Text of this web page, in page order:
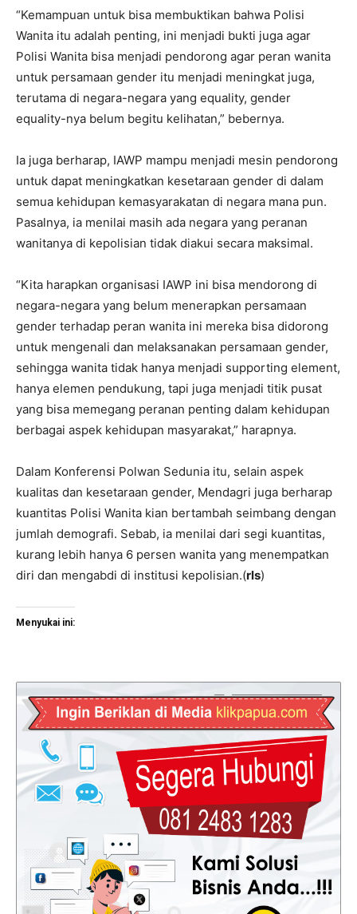
“Kemampuan untuk bisa membuktikan bahwa Polisi
Wanita itu adalah penting, ini menjadi bukti juga agar
Polisi Wanita bisa menjadi pendorong agar peran wanita
untuk persamaan gender itu menjadi meningkat juga,
terutama di negara-negara yang equality, gender
equality-nya belum begitu kelihatan,” bebernya.
Ia juga berharap, IAWP mampu menjadi mesin pendorong
untuk dapat meningkatkan kesetaraan gender di dalam
semua kehidupan kemasyarakatan di negara mana pun.
Pasalnya, ia menilai masih ada negara yang peranan
wanitanya di kepolisian tidak diakui secara maksimal.
“Kita harapkan organisasi IAWP ini bisa mendorong di
negara-negara yang belum menerapkan persamaan
gender terhadap peran wanita ini mereka bisa didorong
untuk mengenali dan melaksanakan persamaan gender,
sehingga wanita tidak hanya menjadi supporting element,
hanya elemen pendukung, tapi juga menjadi titik pusat
yang bisa memegang peranan penting dalam kehidupan
berbagai aspek kehidupan masyarakat,” harapnya.
Dalam Konferensi Polwan Sedunia itu, selain aspek
kualitas dan kesetaraan gender, Mendagri juga berharap
kuantitas Polisi Wanita kian bertambah seimbang dengan
jumlah demografi. Sebab, ia menilai dari segi kuantitas,
kurang lebih hanya 6 persen wanita yang menempatkan
diri dan mengabdi di institusi kepolisian.(rls)
Menyukai ini: